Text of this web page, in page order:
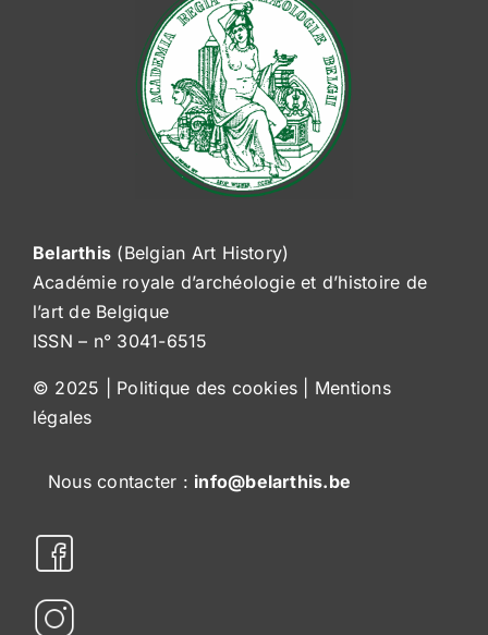
Belarthis (Belgian Art History)
Académie royale d’archéologie et d’histoire de
l’art de Belgique
ISSN – n° 3041-6515
© 2025 | Politique des cookies
Mentions
légales
Nous contacter : info@belarthis.be